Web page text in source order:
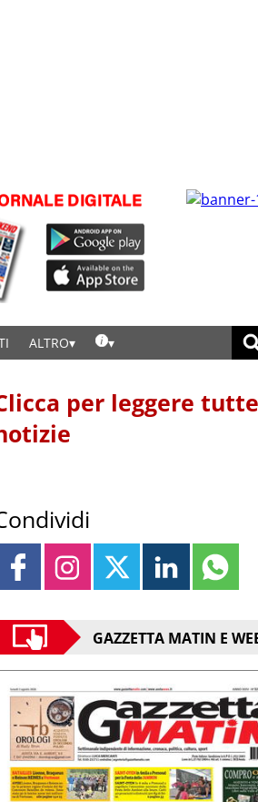
ALTRO
per leggere
GAZZETTA MATIN E